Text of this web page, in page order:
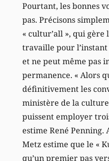
Pourtant, les bonnes
pas. Précisons
« cultur’all », qui gère
travaille pour l’instant
et ne peut même pas
permanence. « Alors
définitivement les
ministère de la
puissent employer
estime René Penning.
Metz estime que le «
qu’un premier pas